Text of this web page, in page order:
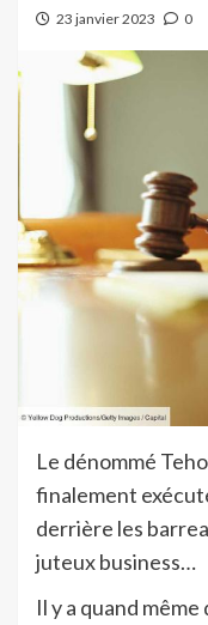
23 janvier 2023 0
Le dénommé
finalement
derrière les
juteux business…
Il y a quand